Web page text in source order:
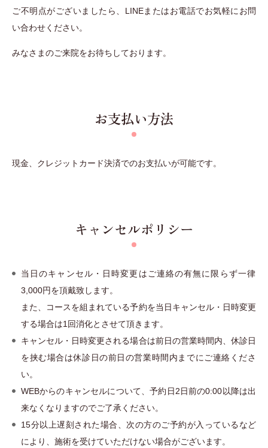
ご不明点がございましたら、LINEまたはお電話でお気軽にお問
い合わせください。
みなさまのご来院をお待ちしております。
お支払い方法
現金、クレジットカード決済でのお支払いが可能です。
キャンセルポリシー
当日のキャンセル・日時変更はご連絡の有無に限らず一律
3,000円を頂戴致します。
また、コースを組まれている予約を当日キャンセル・日時変更
する場合は1回消化とさせて頂きます。
キャンセル・日時変更される場合は前日の営業時間内、休診日
を挟む場合は休診日の前日の営業時間内までにご連絡くださ
い。
WEBからのキャンセルについて、予約日2日前の0:00以降は出
来なくなりますのでご了承ください。
15分以上遅刻された場合、次の方のご予約が入っているなど
により、施術を受けていただけない場合がございます。